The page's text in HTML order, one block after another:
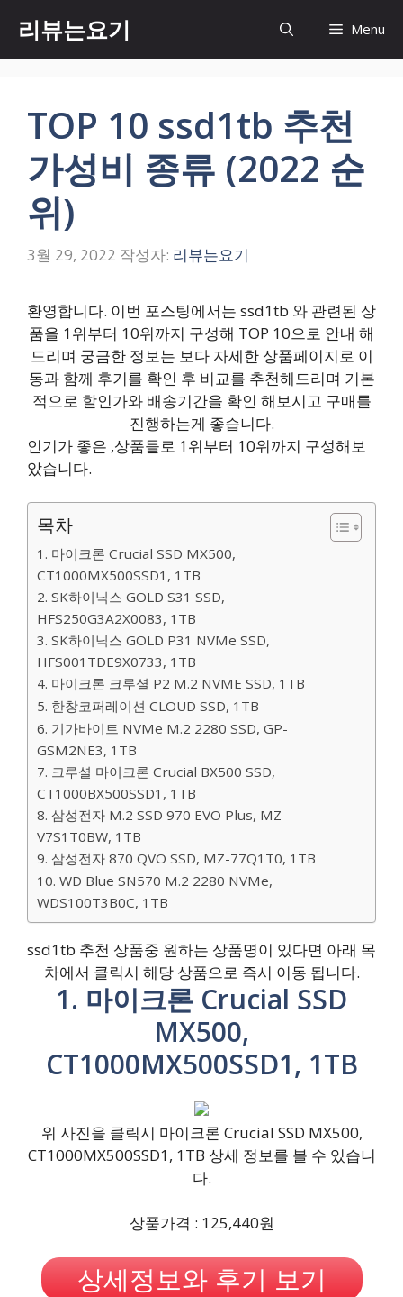
츠
리뷰는요기 Menu
TOP 10 ssd1tb 추천
가성비 종류 (2022 순
위)
3월 29, 2022 작성자: 리뷰는요기
환영합니다. 이번 포스팅에서는 ssd1tb 와 관련된 상
품을 1위부터 10위까지 구성해 TOP 10으로 안내 해
드리며 궁금한 정보는 보다 자세한 상품페이지로 이
동과 함께 후기를 확인 후 비교를 추천해드리며 기본
적으로 할인가와 배송기간을 확인 해보시고 구매를
진행하는게 좋습니다.
인기가 좋은 ,상품들로 1위부터 10위까지 구성해보
았습니다.
목차
1. 마이크론 Crucial SSD MX500,
CT1000MX500SSD1, 1TB
2. SK하이닉스 GOLD S31 SSD,
HFS250G3A2X0083, 1TB
3. SK하이닉스 GOLD P31 NVMe SSD,
HFS001TDE9X0733, 1TB
4. 마이크론 크루셜 P2 M.2 NVME SSD, 1TB
5. 한창코퍼레이션 CLOUD SSD, 1TB
6. 기가바이트 NVMe M.2 2280 SSD, GP-
GSM2NE3, 1TB
7. 크루셜 마이크론 Crucial BX500 SSD,
CT1000BX500SSD1, 1TB
8. 삼성전자 M.2 SSD 970 EVO Plus, MZ-
V7S1T0BW, 1TB
9. 삼성전자 870 QVO SSD, MZ-77Q1T0, 1TB
10. WD Blue SN570 M.2 2280 NVMe,
WDS100T3B0C, 1TB
ssd1tb 추천 상품중 원하는 상품명이 있다면 아래 목
차에서 클릭시 해당 상품으로 즉시 이동 됩니다.
1. 마이크론 Crucial SSD
MX500,
CT1000MX500SSD1, 1TB
위 사진을 클릭시 마이크론 Crucial SSD MX500,
CT1000MX500SSD1, 1TB 상세 정보를 볼 수 있습니
다.
상품가격 : 125,440원
상세정보와 후기 보기